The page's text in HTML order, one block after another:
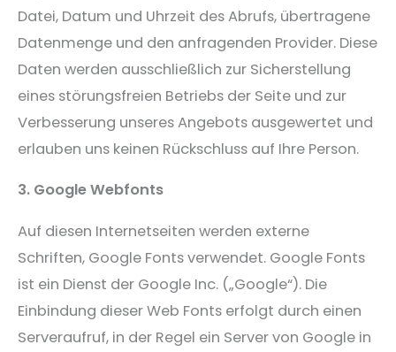
Datei, Datum und Uhrzeit des Abrufs, übertragene
Datenmenge und den anfragenden Provider. Diese
Daten werden ausschließlich zur Sicherstellung
eines störungsfreien Betriebs der Seite und zur
Verbesserung unseres Angebots ausgewertet und
erlauben uns keinen Rückschluss auf Ihre Person.
3. Google Webfonts
Auf diesen Internetseiten werden externe
Schriften, Google Fonts verwendet. Google Fonts
ist ein Dienst der Google Inc. („Google“). Die
Einbindung dieser Web Fonts erfolgt durch einen
Serveraufruf, in der Regel ein Server von Google in